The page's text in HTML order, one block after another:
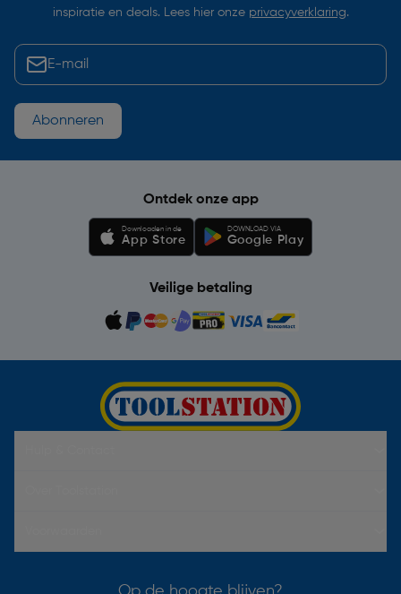
inspiratie en deals. Lees hier onze privacyverklaring.
Abonneren
Ontdek onze app
Downloaden in de
App Store
DOWNLOAD VIA
Google Play
Veilige betaling